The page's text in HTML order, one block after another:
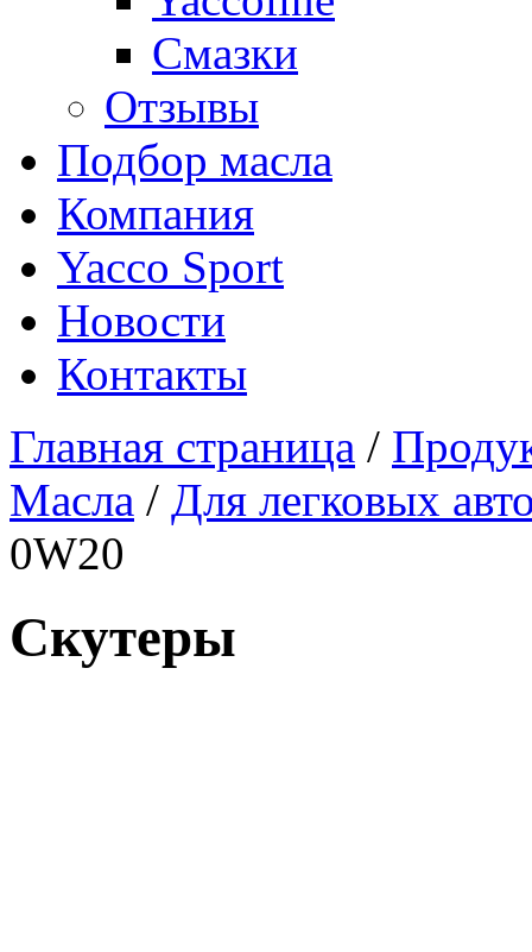
Смазки
Отзывы
Подбор масла
Компания
Yacco Sport
Новости
Контакты
Главная страница /
Масла / Для легковых
0W20
Скутеры